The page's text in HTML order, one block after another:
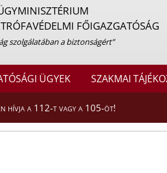
FŐIGAZGATÓSÁG
szolgálatában a biztonságért”
ÜGYEK SZAKMAI
hívja a 112-t vagy a 105-öt!